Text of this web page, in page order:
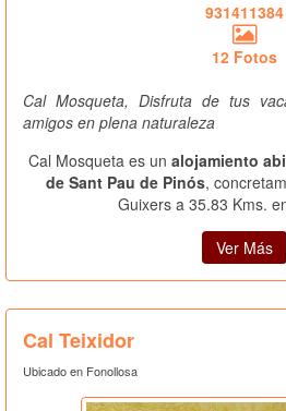
931411384
12 Fotos
Cal Mosqueta, Disfruta de tus
amigos en plena naturaleza
Cal Mosqueta es un alojamiento
de Sant Pau de Pinós,
Guixers a 35.83 Kms.
Ver Más
Cal Teixidor
Ubicado en Fonollosa